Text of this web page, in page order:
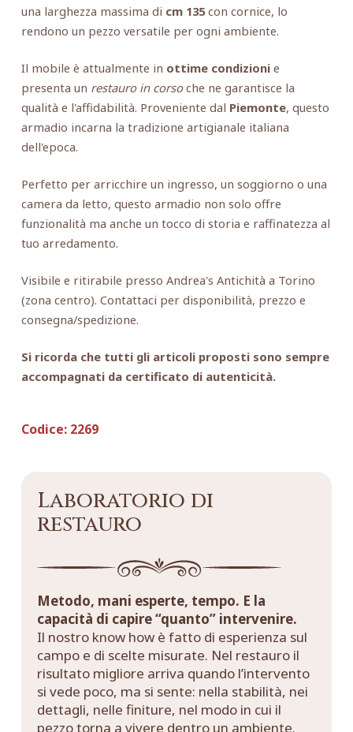
una larghezza massima di cm 135con cornice, lo
rendono un pezzo versatile per ogni ambiente.
Il mobile è attualmente in ottime condizionie
presenta un restauro in corsoche ne garantisce la
qualità e l'affidabilità. Proveniente dal Piemonte, questo
armadio incarna la tradizione artigianale italiana
dell'epoca.
Perfetto per arricchire un ingresso, un soggiorno o una
camera da letto, questo armadio non solo offre
funzionalità ma anche un tocco di storia e raffinatezza al
tuo arredamento.
Visibile e ritirabile presso Andrea's Antichità a Torino
(zona centro). Contattaci per disponibilità, prezzo e
consegna/spedizione.
Si ricorda che tutti gli articoli proposti sono sempre
accompagnati da certificato di autenticità.
Codice:2269
Laboratorio di
restauro
Metodo, mani esperte, tempo. E la
capacità di capire “quanto” intervenire.
Il nostro know how è fatto di esperienza sul
campo e di scelte misurate. Nel restauro il
risultato migliore arriva quando l’intervento
si vede poco, ma si sente: nella stabilità, nei
dettagli, nelle finiture, nel modo in cui il
pezzo torna a vivere dentro un ambiente.